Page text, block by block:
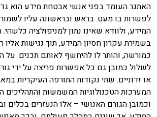
האתגר העומד בפני אנשי אבטחת מידע הוא
לפשרות בו מעט. בראש ובראשונה עליו
המידע, ולוודא שאינו נתון למניפולציה
בשמירת עקרון חסיון המידע, תוך נגישות
כמורשה, והותר לו להיחשף לאותם תכנים. על
לשלול כמובן גם כל אפשרות פריצה על ידי
או זדוניים. שתי נקודות התורפה העיקריות
המערכות הטכנולוגיות המשמשות והתהליכים
וכמובן הגורם האנושי – אלו הנעזרים בכלים